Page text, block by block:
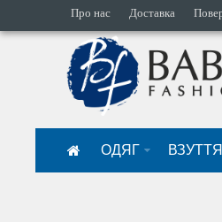
Про нас Доставка
ОДЯГ ВЗУТТЯ